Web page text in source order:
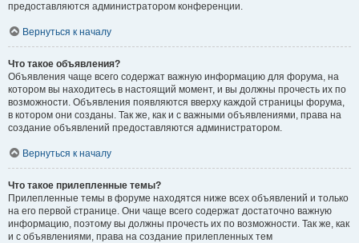
предоставляются администратором конференции.
Вернуться к началу
Что такое объявления?
Объявления чаще всего содержат важную информацию для форума, на
котором вы находитесь в настоящий момент, и вы должны прочесть их по
возможности. Объявления появляются вверху каждой страницы форума,
в котором они созданы. Так же, как и с важными объявлениями, права на
создание объявлений предоставляются администратором.
Вернуться к началу
Что такое прилепленные темы?
Прилепленные темы в форуме находятся ниже всех объявлений и только
на его первой странице. Они чаще всего содержат достаточно важную
информацию, поэтому вы должны прочесть их по возможности. Так же, как
и с объявлениями, права на создание прилепленных тем